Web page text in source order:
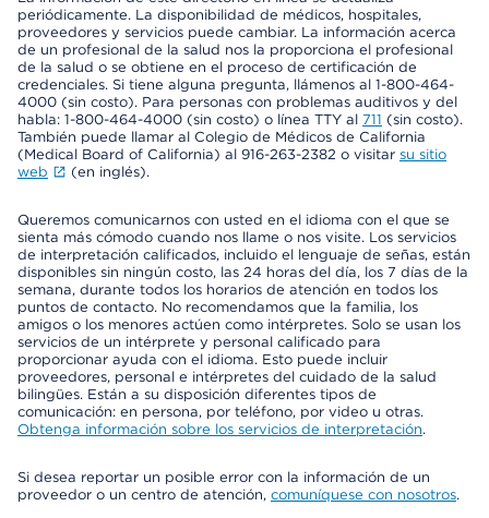
periódicamente. La disponibilidad de médicos, hospitales,
proveedores y servicios puede cambiar. La información acerca
de un profesional de la salud nos la proporciona el profesional
de la salud o se obtiene en el proceso de certificación de
credenciales. Si tiene alguna pregunta, llámenos al 1-800-464-
4000 (sin costo). Para personas con problemas auditivos y del
habla: 1-800-464-4000 (sin costo) o línea TTY al 711 (sin costo).
También puede llamar al Colegio de Médicos de California
(Medical Board of California) al 916-263-2382 o visitar su sitio
web
(en inglés).
Queremos comunicarnos con usted en el idioma con el que se
sienta más cómodo cuando nos llame o nos visite. Los servicios
de interpretación calificados, incluido el lenguaje de señas, están
disponibles sin ningún costo, las 24 horas del día, los 7 días de la
semana, durante todos los horarios de atención en todos los
puntos de contacto. No recomendamos que la familia, los
amigos o los menores actúen como intérpretes. Solo se usan los
servicios de un intérprete y personal calificado para
proporcionar ayuda con el idioma. Esto puede incluir
proveedores, personal e intérpretes del cuidado de la salud
bilingües. Están a su disposición diferentes tipos de
comunicación: en persona, por teléfono, por video u otras.
Obtenga información sobre los servicios de interpretación.
Si desea reportar un posible error con la información de un
proveedor o un centro de atención, comuníquese con nosotros.